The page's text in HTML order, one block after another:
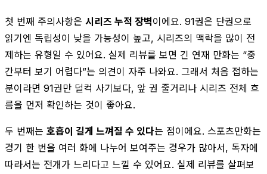
첫 번째 주의사항은 시리즈 누적 장벽이에요. 91권은 단권으로
읽기엔 독립성이 낮을 가능성이 높고, 시리즈의 맥락을 많이 전
제하는 유형일 수 있어요. 실제 리뷰를 보면 긴 연재 만화는 “중
간부터 보기 어렵다”는 의견이 자주 나와요. 그래서 처음 접하는
분이라면 91권만 덜컥 사기보다, 앞 권 줄거리나 시리즈 전체 흐
름을 먼저 확인하는 것이 좋아요.
두 번째는 호흡이 길게 느껴질 수 있다는 점이에요. 스포츠만화는
경기 한 번을 여러 화에 나누어 보여주는 경우가 많아서, 독자에
따라서는 전개가 느리다고 느낄 수 있어요. 실제 리뷰를 살펴보